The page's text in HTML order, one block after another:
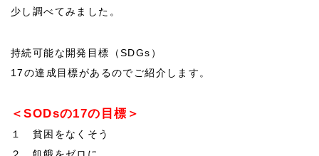
少し調べてみました。
持続可能な開発目標（SDGs）
17の達成目標があるのでご紹介します。
＜SODsの17の目標＞
１ 貧困をなくそう
２ 飢餓をゼロに